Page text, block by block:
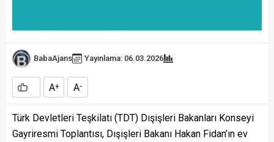
BabaAjans Yayınlama: 06.03.2026
A+ A-
Türk Devletleri Teşkilatı (TDT) Dışişleri Bakanları Konseyi
Gayriresmi Toplantısı, Dışişleri Bakanı Hakan Fidan’ın ev